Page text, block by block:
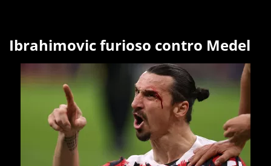
Ibrahimovic furioso contro Medel